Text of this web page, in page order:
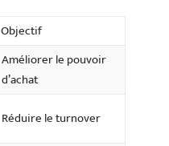
Objectif
Améliorer le pouvoir
d’achat
Réduire le turnover